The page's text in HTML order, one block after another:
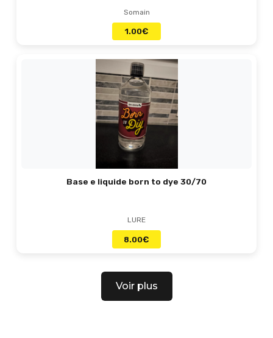
Somain
1.00€
Base e liquide born to dye 30/70
LURE
8.00€
Voir plus